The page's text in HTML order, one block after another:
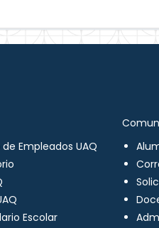
Empleados UAQ
Escolar